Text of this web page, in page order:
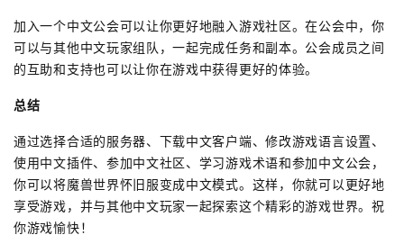
加入一个中文公会可以让你更好地融入游戏社区。在公会中，你
可以与其他中文玩家组队，一起完成任务和副本。公会成员之间
的互助和支持也可以让你在游戏中获得更好的体验。
总结
通过选择合适的服务器、下载中文客户端、修改游戏语言设置、
使用中文插件、参加中文社区、学习游戏术语和参加中文公会，
你可以将魔兽世界怀旧服变成中文模式。这样，你就可以更好地
享受游戏，并与其他中文玩家一起探索这个精彩的游戏世界。祝
你游戏愉快！